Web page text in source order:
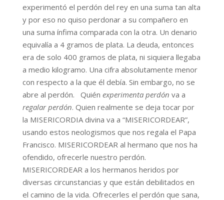
experimentó el perdón del rey en una suma tan alta
y por eso no quiso perdonar a su compañero en
una suma ínfima comparada con la otra. Un denario
equivalía a 4 gramos de plata. La deuda, entonces
era de solo 400 gramos de plata, ni siquiera llegaba
a medio kilogramo. Una cifra absolutamente menor
con respecto a la que él debía. Sin embargo, no se
abre al perdón. Quién experimenta perdón va a
regalar perdón. Quien realmente se deja tocar por
la MISERICORDIA divina va a “MISERICORDEAR”,
usando estos neologismos que nos regala el Papa
Francisco. MISERICORDEAR al hermano que nos ha
ofendido, ofrecerle nuestro perdón.
MISERICORDEAR a los hermanos heridos por
diversas circunstancias y que están debilitados en
el camino de la vida. Ofrecerles el perdón que sana,